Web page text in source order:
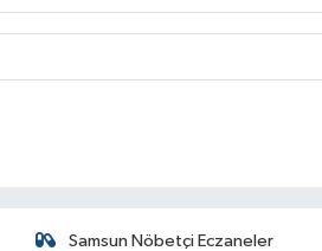
Samsun Nöbetçi Eczaneler